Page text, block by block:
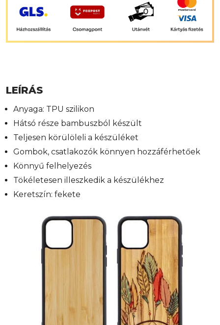
LEÍRÁS
Anyaga: TPU szilikon
Hátsó része bambuszból készült
Teljesen körülöleli a készüléket
Gombok, csatlakozók könnyen hozzáférhetőek
Könnyű felhelyezés
Tökéletesen illeszkedik a készülékhez
Keretszín: fekete